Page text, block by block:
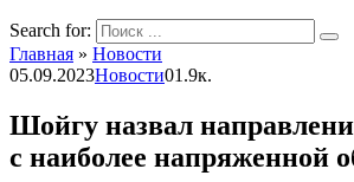
Search for:
Главная » Новости
05.09.2023Новости01.9к.
Шойгу назвал
с наиболее напряженной